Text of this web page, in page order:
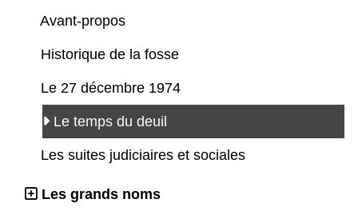
Avant-propos
Historique de la fosse
Le 27 décembre 1974
Le temps du deuil
Les suites judiciaires et sociales
Les grands noms